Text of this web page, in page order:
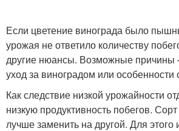
Если цветение винограда было
урожая не ответило количеству
другие нюансы. Возможные
уход за виноградом или особенности
Как следствие низкой урожайности
низкую продуктивность побегов.
лучше заменить на другой. Для этого